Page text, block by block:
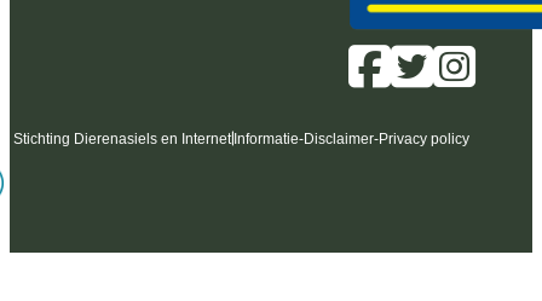
Stichting Dierenasiels en Internet Informatie-Disclaimer-Privacy policy